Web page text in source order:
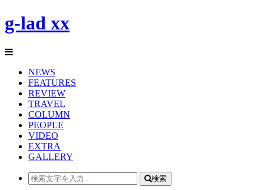
g-lad xx
NEWS
FEATURES
REVIEW
TRAVEL
COLUMN
PEOPLE
VIDEO
EXTRA
GALLERY
検索